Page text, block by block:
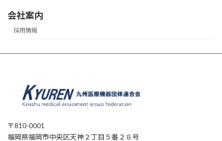
会社案内
採用情報
〒810-0001
福岡県福岡市中央区天神２丁目５番２８号